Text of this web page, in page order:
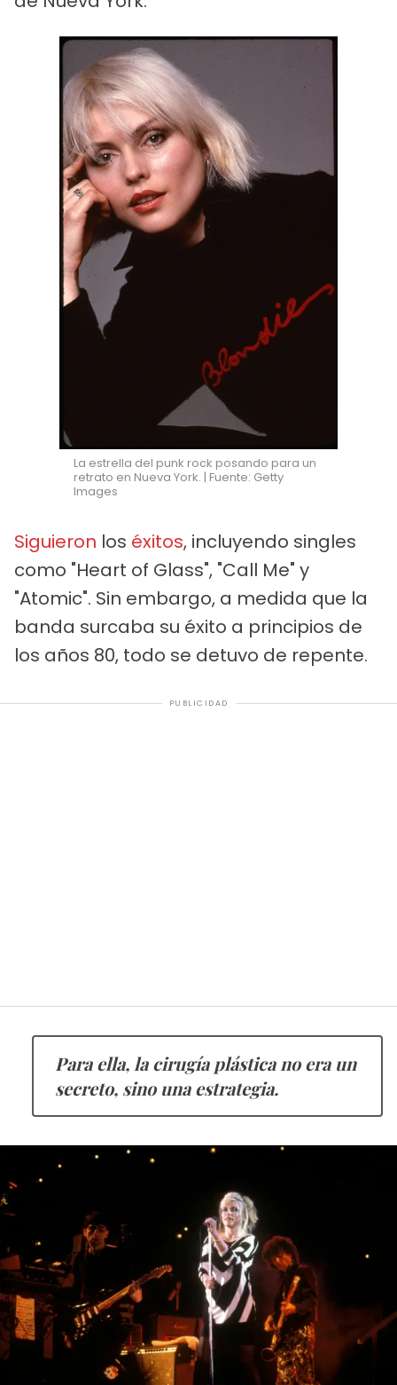
La estrella del punk rock posando para un
retrato en Nueva York. | Fuente: Getty
Images
Siguieron los éxitos, incluyendo singles
como "Heart of Glass", "Call Me" y
"Atomic". Sin embargo, a medida que la
banda surcaba su éxito a principios de
los años 80, todo se detuvo de repente.
PUBLICIDAD
Para ella, la cirugía plástica no era un
secreto, sino una estrategia.